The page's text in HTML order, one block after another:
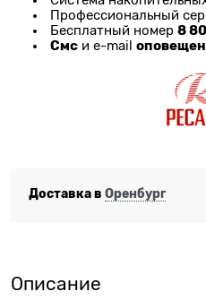
Профессиональный
Бесплатный номер 8
Смс и e-mail
Доставка в Оренбург
Описание